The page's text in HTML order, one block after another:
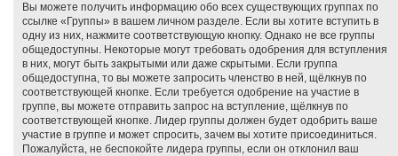
Вы можете получить информацию обо всех существующих группах по
ссылке «Группы» в вашем личном разделе. Если вы хотите вступить в
одну из них, нажмите соответствующую кнопку. Однако не все группы
общедоступны. Некоторые могут требовать одобрения для вступления
в них, могут быть закрытыми или даже скрытыми. Если группа
общедоступна, то вы можете запросить членство в ней, щёлкнув по
соответствующей кнопке. Если требуется одобрение на участие в
группе, вы можете отправить запрос на вступление, щёлкнув по
соответствующей кнопке. Лидер группы должен будет одобрить ваше
участие в группе и может спросить, зачем вы хотите присоединиться.
Пожалуйста, не беспокойте лидера группы, если он отклонил ваш